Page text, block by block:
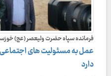
فرمانده سپاه حضرت ولیعصر (عج)
عمل به مسئولیت های اجتماعی
دارد